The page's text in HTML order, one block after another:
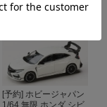
¥7,480(税込)
[予約] ホビージャパン
1/64 無限 ホンダ シビ